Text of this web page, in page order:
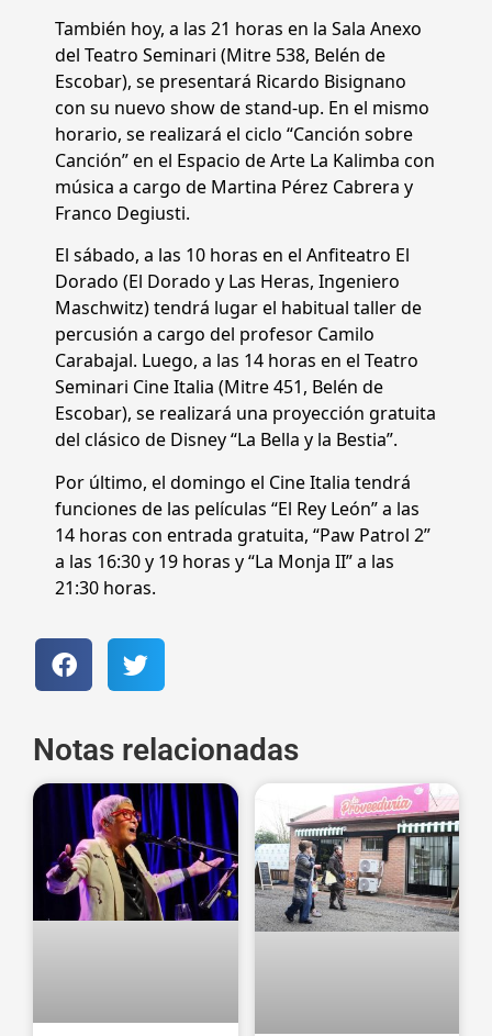
También hoy, a las 21 horas en la Sala Anexo
del Teatro Seminari (Mitre 538, Belén de
Escobar), se presentará Ricardo Bisignano
con su nuevo show de stand-up. En el mismo
horario, se realizará el ciclo “Canción sobre
Canción” en el Espacio de Arte La Kalimba con
música a cargo de Martina Pérez Cabrera y
Franco Degiusti.
El sábado, a las 10 horas en el Anfiteatro El
Dorado (El Dorado y Las Heras, Ingeniero
Maschwitz) tendrá lugar el habitual taller de
percusión a cargo del profesor Camilo
Carabajal. Luego, a las 14 horas en el Teatro
Seminari Cine Italia (Mitre 451, Belén de
Escobar), se realizará una proyección gratuita
del clásico de Disney “La Bella y la Bestia”.
Por último, el domingo el Cine Italia tendrá
funciones de las películas “El Rey León” a las
14 horas con entrada gratuita, “Paw Patrol 2”
a las 16:30 y 19 horas y “La Monja II” a las
21:30 horas.
Notas relacionadas